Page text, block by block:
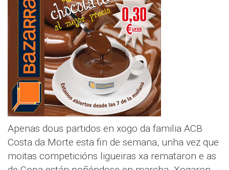
Apenas dous partidos en xogo da familia ACB
Costa da Morte esta fin de semana, unha vez que
moitas competicións ligueiras xa remataron e as